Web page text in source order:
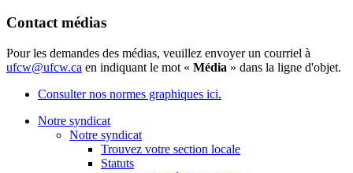
Contact médias
Pour les demandes des médias, veuillez envoyer un courriel à
ufcw@ufcw.ca en indiquant le mot « Média » dans la ligne d'objet.
Consulter nos normes graphiques ici.
Notre syndicat
Notre syndicat
Trouvez votre section locale
Statuts